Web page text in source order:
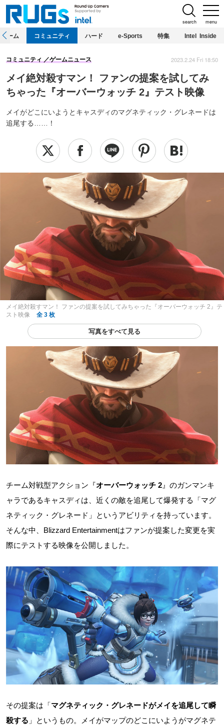
menu
search
ホーム コミュニティ ハード e-Sports 特集 Intel Inside
メイ絶対殺すマン！ ファンの提案を試してみ
ちゃった『オーバーウォッチ 2』テスト映像
メイがどこにいようとキャスディのマグネティック・グレネードは
追尾する……！
コミュニティ ゲームニュース 2023.2.24 Fri 18:50
メイ絶対殺すマン！ ファンの提案を試してみちゃった『オーバーウォッチ 2』テ
スト映像
全 3 枚
写真をすべて見る
チーム対戦型アクション『オーバーウォッチ 2 』のガンマンキ
ャラであるキャスディは、近くの敵を追尾して爆発する「マグ
ネティック・グレネード」というアビリティを持っています。
そんな中、Blizzard Entertainmentはファンが提案した変更を実
際にテストする映像を公開しました。
その提案は「マグネティック・グレネードがメイを追尾して瞬
殺する 」というもの。メイがマップのどこにいようがマグネテ